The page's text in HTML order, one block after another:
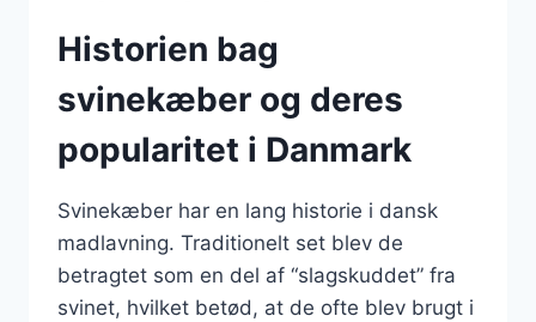
Historien bag
svinekæber og deres
popularitet i Danmark
Svinekæber har en lang historie i dansk
madlavning. Traditionelt set blev de
betragtet som en del af “slagskuddet” fra
svinet, hvilket betød, at de ofte blev brugt i